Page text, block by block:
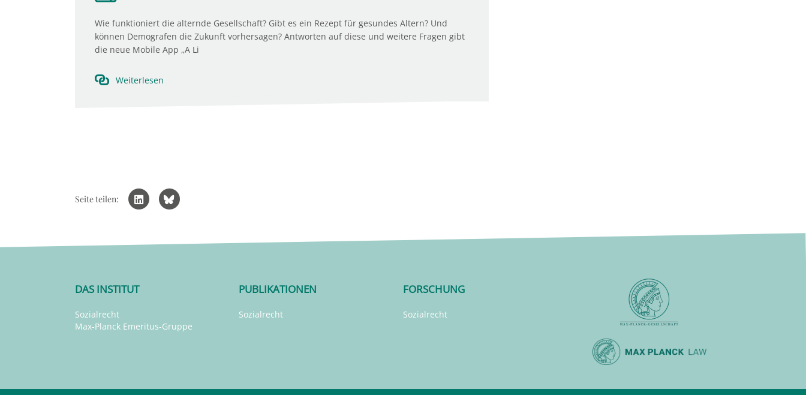
Wie funktioniert die alternde Gesellschaft? Gibt es ein Rezept für gesundes Altern? Und
können Demografen die Zukunft vorhersagen? Antworten auf diese und weitere Fragen gibt
die neue Mobile App „A Li
Weiterlesen
Seite teilen:
DAS INSTITUT
Sozialrecht
Max-Planck Emeritus-Gruppe
PUBLIKATIONEN
Sozialrecht
FORSCHUNG
Sozialrecht